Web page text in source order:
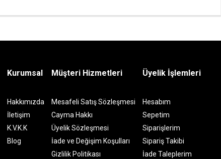
Kurumsal
Hakkımızda
İletişim
K.V.K.K
Blog
Müşteri Hizmetleri
Mesafeli Satış Sözleşmesi
Cayma Hakkı
Üyelik Sözleşmesi
İade ve Değişim Koşulları
Gizlilik Politikası
Üyelik İşlemleri
Hesabım
Sepetim
Siparişlerim
Sipariş Takibi
İade Taleplerim